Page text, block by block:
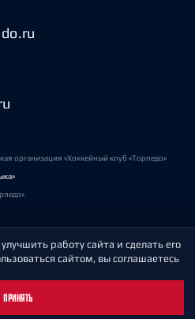
организация «Хоккейный клуб «Торпедо»
работу сайта и сделать его
сайтом, вы соглашаетесь
ПРИНЯТЬ